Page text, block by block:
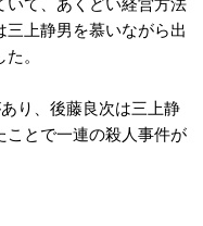
上静男を慕いながら出
。
り、後藤良次は三上静
ことで一連の殺人事件が